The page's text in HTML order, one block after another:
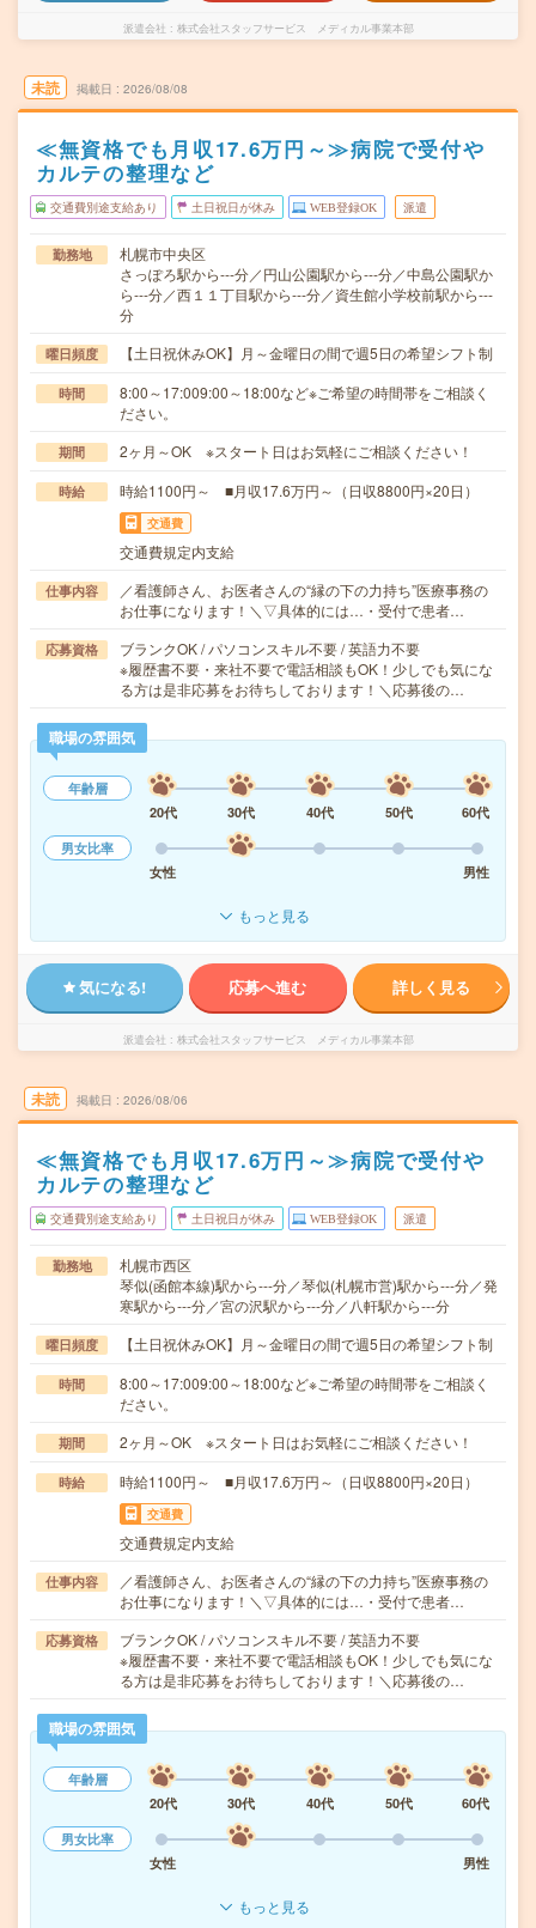
派遣会社 株式会社スタッフサービス メディカル事業本部
未読 掲載日 2026/08/08
≪無資格でも月収17.6万円～≫病院で受付や
カルテの整理など
交通費別途支給あり 土日祝日が休み WEB登録OK 派遣
勤務地
札幌市中央区
さっぽろ駅から---分／円山公園駅から---分／中島公園駅か
ら---分／西１１丁目駅から---分／資生館小学校前駅から---
分
曜日頻度 【土日祝休みOK】月～金曜日の間で週5日の希望シフト制
時間
8:00～17:009:00～18:00など※ご希望の時間帯をご相談く
ださい。
期間 2ヶ月～OK ※スタート日はお気軽にご相談ください！
時給 時給1100円～ ■月収17.6万円～（日収8800円×20日）
交通費
交通費規定内支給
仕事内容
／看護師さん、お医者さんの“縁の下の力持ち”医療事務の
お仕事になります！＼▽具体的には…・受付で患者…
応募資格
ブランクOK / パソコンスキル不要 / 英語力不要
※履歴書不要・来社不要で電話相談もOK！少しでも気にな
る方は是非応募をお待ちしております！＼応募後の…
職場の雰囲気
年齢層
20代
30代 40代 50代
60代
男女比率
女性
男性
もっと見る
気になる! 応募へ進む 詳しく見る
派遣会社 株式会社スタッフサービス メディカル事業本部
未読 掲載日 2026/08/06
≪無資格でも月収17.6万円～≫病院で受付や
カルテの整理など
交通費別途支給あり 土日祝日が休み WEB登録OK 派遣
勤務地
札幌市西区
琴似(函館本線)駅から---分／琴似(札幌市営)駅から---分／発
寒駅から---分／宮の沢駅から---分／八軒駅から---分
曜日頻度 【土日祝休みOK】月～金曜日の間で週5日の希望シフト制
時間
8:00～17:009:00～18:00など※ご希望の時間帯をご相談く
ださい。
期間 2ヶ月～OK ※スタート日はお気軽にご相談ください！
時給 時給1100円～ ■月収17.6万円～（日収8800円×20日）
交通費
交通費規定内支給
仕事内容
／看護師さん、お医者さんの“縁の下の力持ち”医療事務の
お仕事になります！＼▽具体的には…・受付で患者…
応募資格
ブランクOK / パソコンスキル不要 / 英語力不要
※履歴書不要・来社不要で電話相談もOK！少しでも気にな
る方は是非応募をお待ちしております！＼応募後の…
職場の雰囲気
年齢層
20代
30代 40代 50代
60代
男女比率
女性
男性
もっと見る